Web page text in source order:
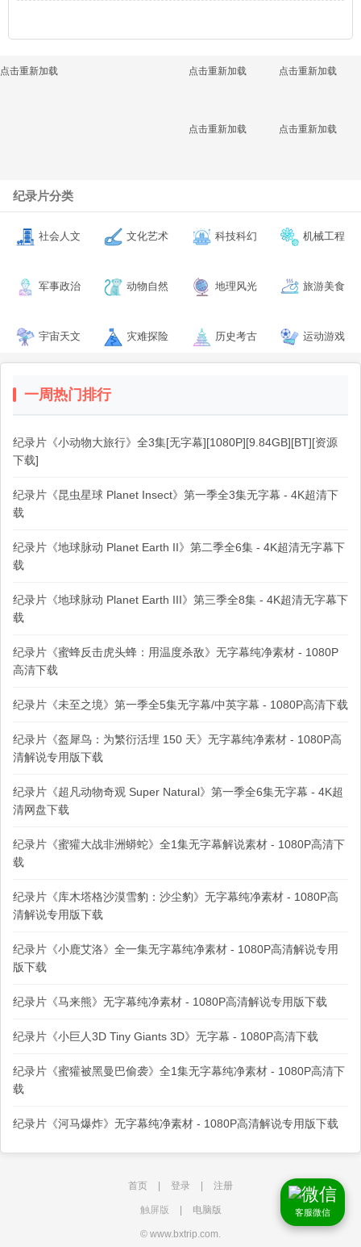
点击重新加载 点击重新加载 点击重新加载
点击重新加载 点击重新加载
纪录片分类
社会人文 文化艺术 科技科幻 机械工程
军事政治 动物自然 地理风光 旅游美食
宇宙天文 灾难探险 历史考古 运动游戏
一周热门排行
纪录片《小动物大旅行》全3集[无字幕][1080P][9.84GB][BT][资源
下载]
纪录片《昆虫星球 Planet Insect》第一季全3集无字幕 - 4K超清下
载
纪录片《地球脉动 Planet Earth II》第二季全6集 - 4K超清无字幕下
载
纪录片《地球脉动 Planet Earth III》第三季全8集 - 4K超清无字幕下
载
纪录片《蜜蜂反击虎头蜂：用温度杀敌》无字幕纯净素材 - 1080P
高清下载
纪录片《未至之境》第一季全5集无字幕/中英字幕 - 1080P高清下载
纪录片《盔犀鸟：为繁衍活埋 150 天》无字幕纯净素材 - 1080P高
清解说专用版下载
纪录片《超凡动物奇观 Super Natural》第一季全6集无字幕 - 4K超
清网盘下载
纪录片《蜜獾大战非洲蟒蛇》全1集无字幕解说素材 - 1080P高清下
载
纪录片《库木塔格沙漠雪豹：沙尘豹》无字幕纯净素材 - 1080P高
清解说专用版下载
纪录片《小鹿艾洛》全一集无字幕纯净素材 - 1080P高清解说专用
版下载
纪录片《马来熊》无字幕纯净素材 - 1080P高清解说专用版下载
纪录片《小巨人3D Tiny Giants 3D》无字幕 - 1080P高清下载
纪录片《蜜獾被黑曼巴偷袭》全1集无字幕纯净素材 - 1080P高清下
载
纪录片《河马爆炸》无字幕纯净素材 - 1080P高清解说专用版下载
客服微信
首页 登录 注册
触屏版 电脑版
© www.bxtrip.com.